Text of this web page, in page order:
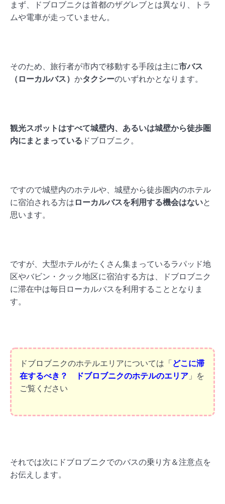
まず、ドブロブニクは首都のザグレブとは異なり、トラ
ムや電車が走っていません。
そのため、旅行者が市内で移動する手段は主に市バス
（ローカルバス） かタクシーのいずれかとなります。
観光スポットはすべて城壁内、あるいは城壁から徒歩圏
内にまとまっている ドブロブニク。
ですので城壁内のホテルや、城壁から徒歩圏内のホテル
に宿泊される方は ローカルバスを利用する機会はないと
思います。
ですが、大型ホテルがたくさん集まっているラパッド地
区やバビン・クック地区に宿泊する方は、ドブロブニク
に滞在中は毎日ローカルバスを利用することとなりま
す。
ドブロブニクのホテルエリアについては「 どこに滞
在するべき？ ドブロブニクのホテルのエリア 」を
ご覧ください
それでは次にドブロブニクでのバスの乗り方＆注意点を
お伝えします。